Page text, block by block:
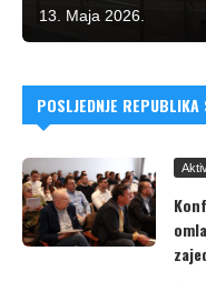
13. Maja 2026.
POSLJEDNJE